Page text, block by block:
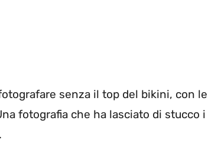
senza il top del bikini, con
fotografia che ha lasciato di stucco i